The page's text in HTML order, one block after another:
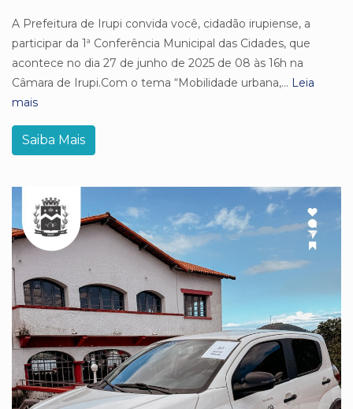
A Prefeitura de Irupi convida você, cidadão irupiense, a
participar da 1ª Conferência Municipal das Cidades, que
acontece no dia 27 de junho de 2025 de 08 às 16h na
Câmara de Irupi.Com o tema “Mobilidade urbana,... Leia
mais
Saiba Mais